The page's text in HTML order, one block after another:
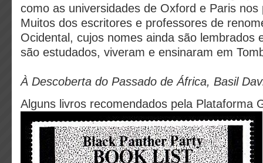
como as universidades de Oxford e Paris
Muitos dos escritores e professores de
Ocidental, cujos nomes ainda são lembrados
são estudados, viveram e ensinaram em
À Descoberta do Passado de África, Basil
Alguns livros recomendados pela Plataforma